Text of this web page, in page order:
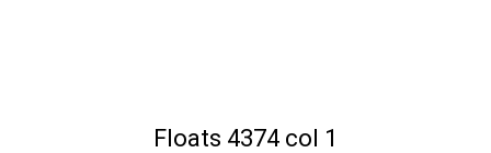
Floats 4374 col 1